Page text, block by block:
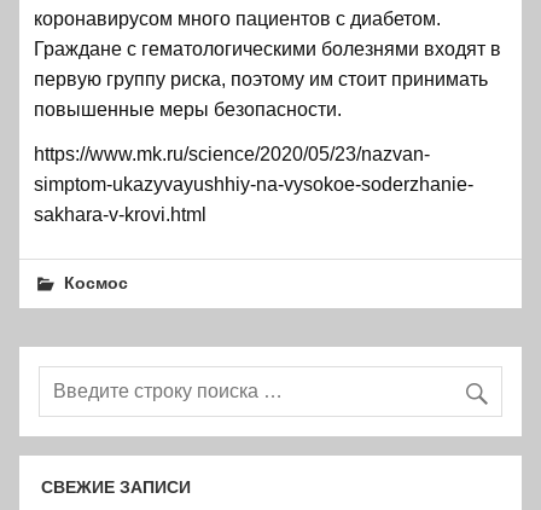
коронавирусом много пациентов с диабетом.
Граждане с гематологическими болезнями входят в
первую группу риска, поэтому им стоит принимать
повышенные меры безопасности.
https://www.mk.ru/science/2020/05/23/nazvan-
simptom-ukazyvayushhiy-na-vysokoe-soderzhanie-
sakhara-v-krovi.html
Космос
СВЕЖИЕ ЗАПИСИ